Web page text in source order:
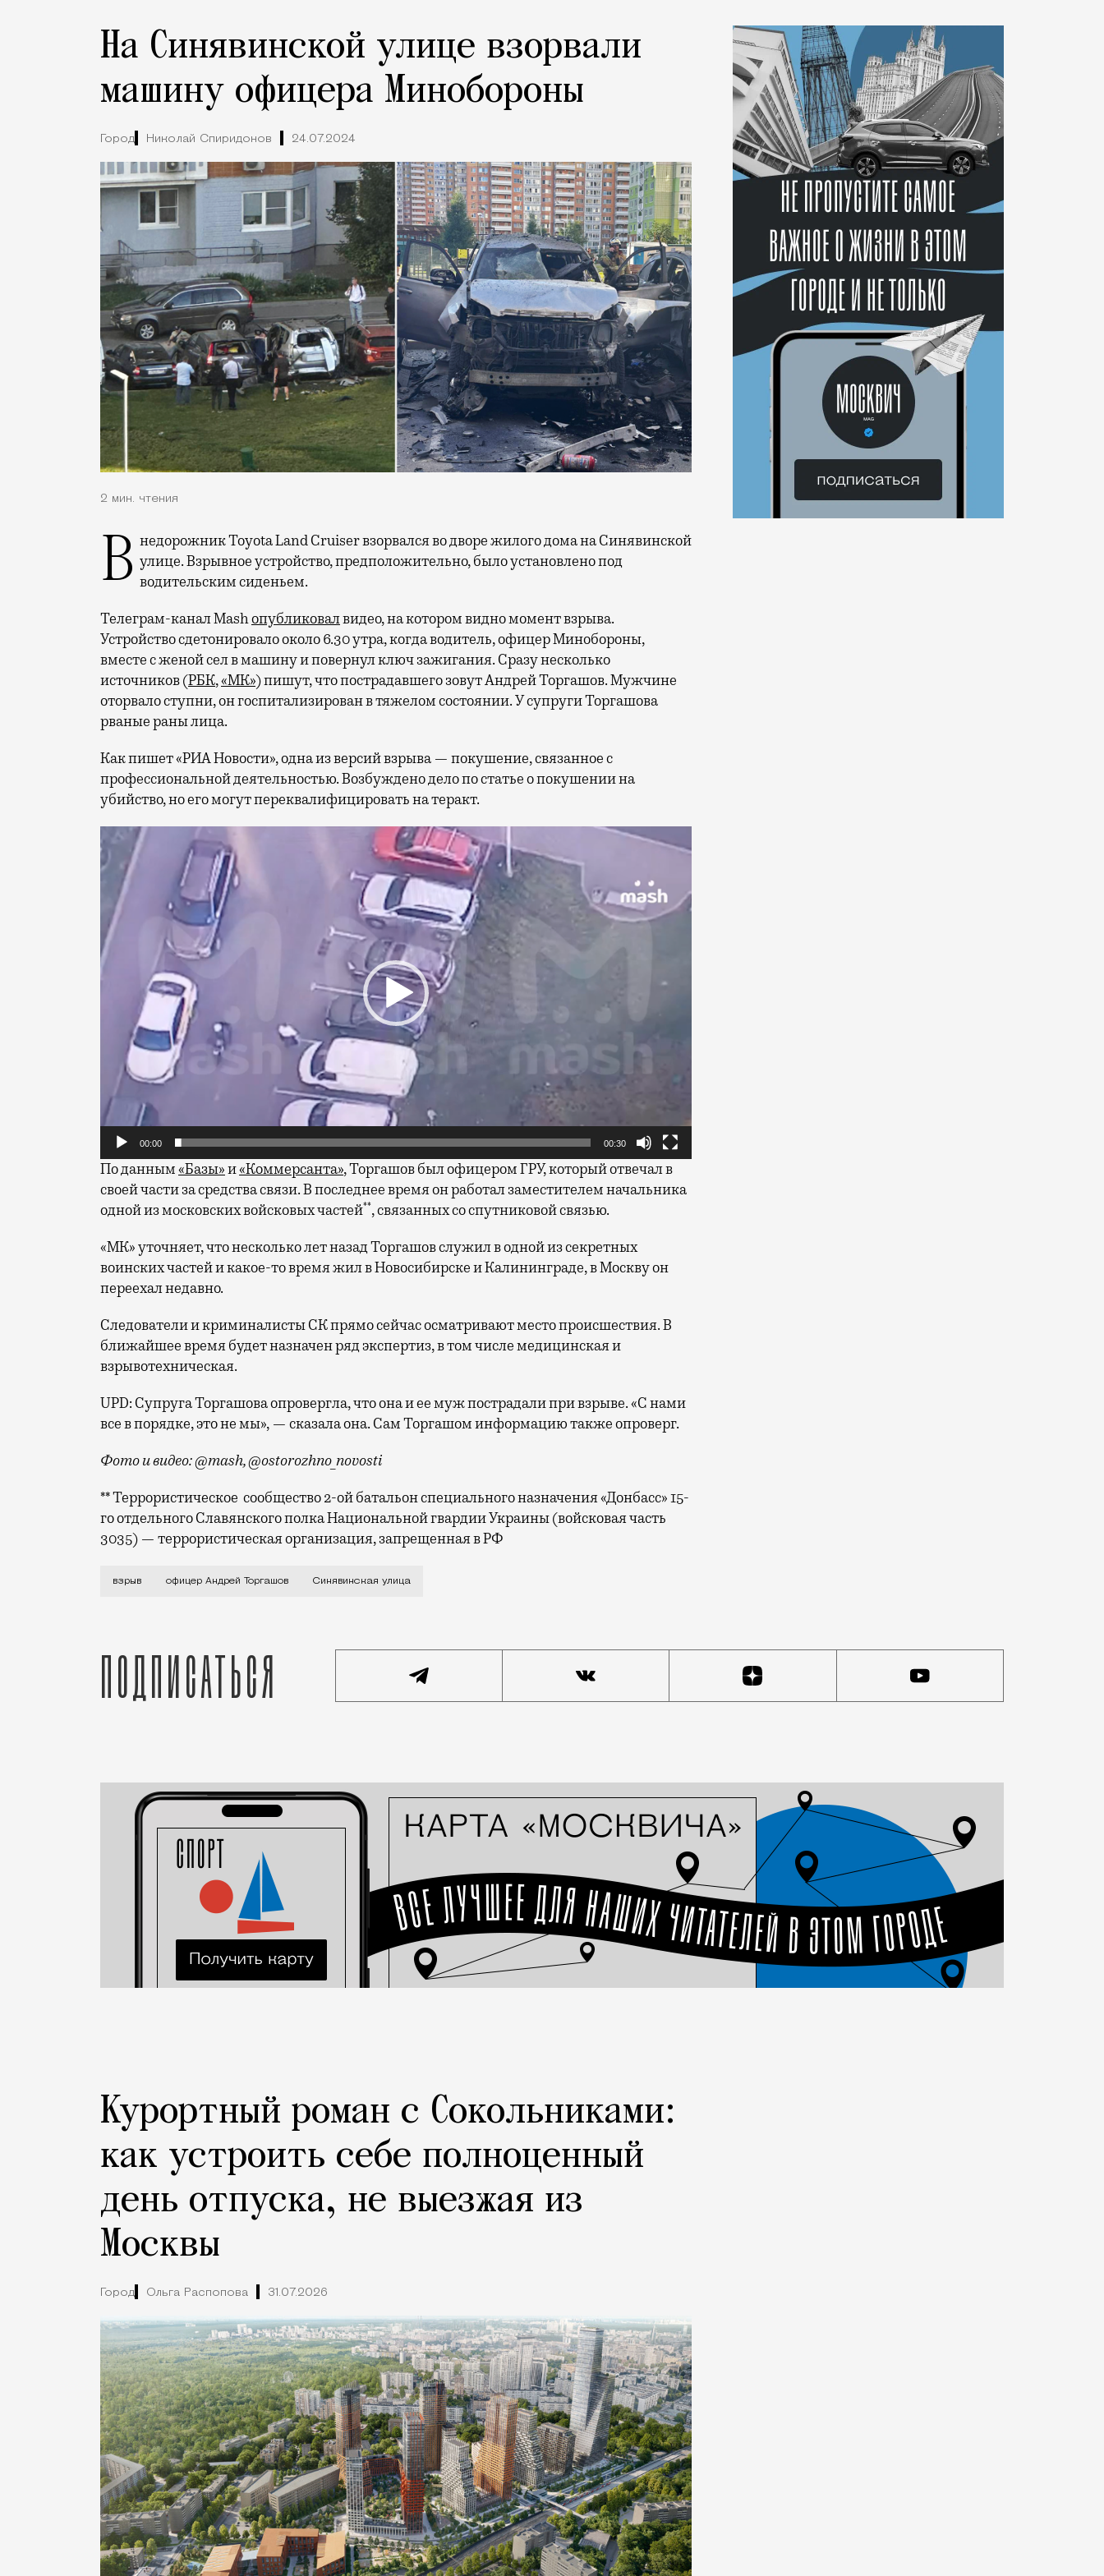
На Синявинской улице взорвали
машину офицера Минобороны
Город Николай Спиридонов 24.07.2024
2 мин. чтения
Внедорожник Toyota Land Cruiser взорвался во дворе жилого дома на Синявинской улице. Взрывное устройство, предположительно, было установлено под
водительским сиденьем.
Телеграм-канал Mashопубликовалвидео, на котором видно момент взрыва.
Устройство сдетонировало около 6.30 утра, когда водитель, офицер Минобороны,
вместе с женой сел в машину и повернул ключ зажигания. Сразу несколько
источников (РБК,«МК») пишут, что пострадавшего зовут Андрей Торгашов. Мужчине
оторвало ступни, он госпитализирован в тяжелом состоянии. У супруги Торгашова
рваные раны лица.
Как пишет «РИА Новости», одна из версий взрыва — покушение, связанное с
профессиональной деятельностью. Возбуждено дело по статье о покушении на
убийство, но его могут переквалифицировать на теракт.
Видеоплеер
00:00 00:30
По данным«Базы»и«Коммерсанта», Торгашов был офицером ГРУ, который отвечал в
своей части за средства связи. В последнее время он работал заместителем начальника
одной из московских войсковых частей**, связанных со спутниковой связью.
«МК» уточняет, что несколько лет назад Торгашов служил в одной из секретных
воинских частей и какое-то время жил в Новосибирске и Калининграде, в Москву он
переехал недавно.
Следователи и криминалисты СК прямо сейчас осматривают место происшествия. В
ближайшее время будет назначен ряд экспертиз, в том числе медицинская и
взрывотехническая.
UPD: Супруга Торгашова опровергла, что она и ее муж пострадали при взрыве. «С нами
все в порядке, это не мы», — сказала она. Сам Торгашом информацию также опроверг.
Фото и видео: @mash, @ostorozhno_novosti
** Террористическое сообщество 2-ой батальон специального назначения «Донбасс» 15-
го отдельного Славянского полка Национальной гвардии Украины (войсковая часть
3035) — террористическая организация, запрещенная в РФ
взрыв офицер Андрей Торгашов Синявинская улица
Подписаться
Курортный роман с Сокольниками:
как устроить себе полноценный
день отпуска, не выезжая из
Москвы
Город Ольга Распопова 31.07.2026